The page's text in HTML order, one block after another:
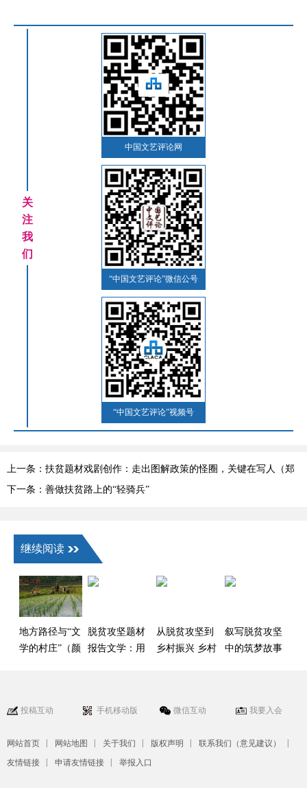
关
注
我
们
中国文艺评论网
“中国文艺评论”微信公号
“中国文艺评论”视频号
上一条：扶贫题材戏剧创作：走出图解政策的怪圈，关键在写人（郑
荣健）
下一条：善做扶贫路上的“轻骑兵”
继续阅读
地方路径与“文
学的村庄”（颜
脱贫攻坚题材
报告文学：用
从脱贫攻坚到
乡村振兴 乡村
叙写脱贫攻坚
中的筑梦故事
投稿互动 手机移动版 微信互动 我要入会
网站首页 | 网站地图 | 关于我们 | 版权声明 | 联系我们（意见建议） |
友情链接 | 申请友情链接 | 举报入口